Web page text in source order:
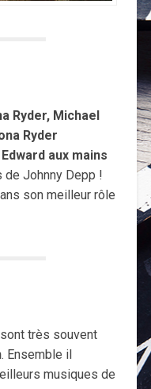
Ryder, Michael
Ryder
Edward aux mains
Johnny Depp !
son meilleur rôle
très souvent
. Ensemble il
musiques de